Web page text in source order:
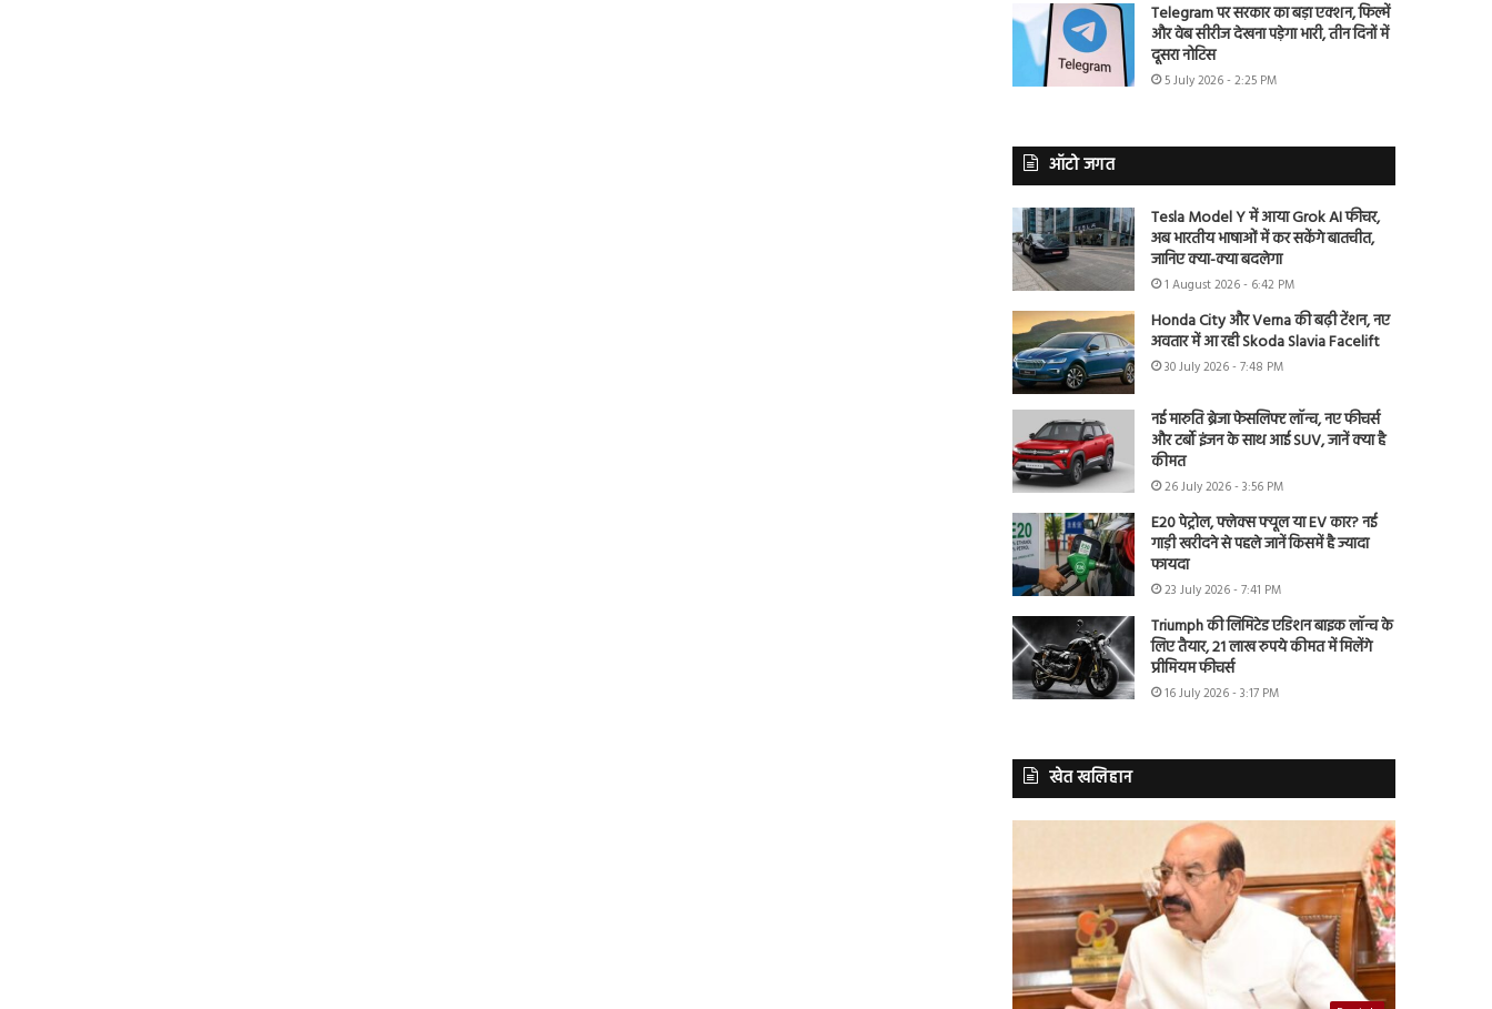
Telegram पर सरकार का बड़ा एक्शन, फिल्में
और वेब सीरीज देखना पड़ेगा भारी, तीन दिनों में
दूसरा नोटिस
5 July 2026 - 2:25 PM
ऑटो जगत
Tesla Model Y में आया Grok AI फीचर,
अब भारतीय भाषाओं में कर सकेंगे बातचीत,
जानिए क्या-क्या बदलेगा
1 August 2026 - 6:42 PM
Honda City और Verna की बढ़ी टेंशन, नए
अवतार में आ रही Skoda Slavia Facelift
30 July 2026 - 7:48 PM
नई मारुति ब्रेजा फेसलिफ्ट लॉन्च, नए फीचर्स
और टर्बो इंजन के साथ आई SUV, जानें क्या है
कीमत
26 July 2026 - 3:56 PM
E20 पेट्रोल, फ्लेक्स फ्यूल या EV कार? नई
गाड़ी खरीदने से पहले जानें किसमें है ज्यादा
फायदा
23 July 2026 - 7:41 PM
Triumph की लिमिटेड एडिशन बाइक लॉन्च के
लिए तैयार, 21 लाख रुपये कीमत में मिलेंगे
प्रीमियम फीचर्स
16 July 2026 - 3:17 PM
खेत खलिहान